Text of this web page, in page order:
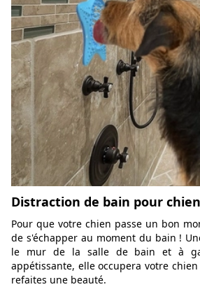
Distraction de bain pour chien
Pour que votre chien passe un bon
de s'échapper au moment du bain !
le mur de la salle de bain et à
appétissante, elle occupera votre
refaites une beauté.